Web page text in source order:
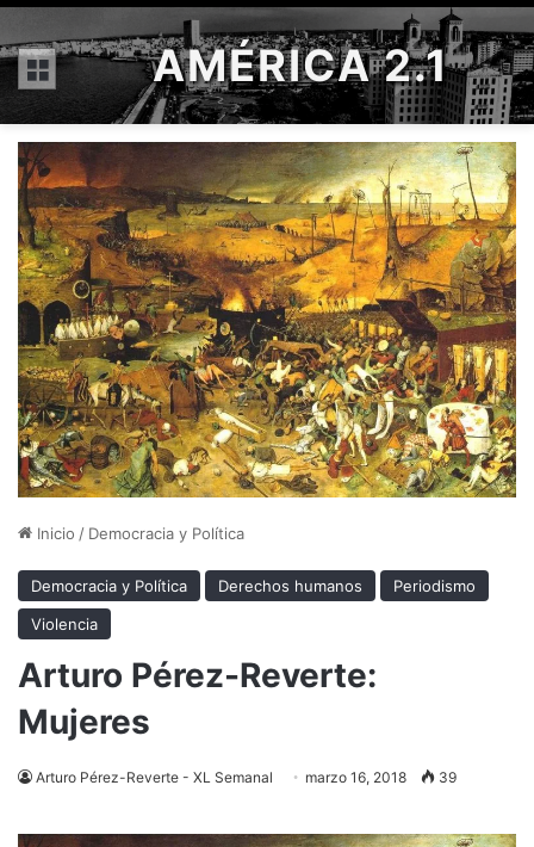
Menú AMÉRICA 2.1
Inicio / Democracia y Política
Democracia y Política Derechos humanos
Periodismo
Violencia
Arturo Pérez-Reverte:
Mujeres
Arturo Pérez-Reverte - XL Semanal marzo 16, 2018 39